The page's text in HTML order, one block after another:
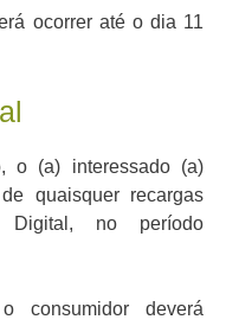
ocorrer até o dia 11
o (a) interessado (a)
quaisquer recargas
Digital, no período
consumidor deverá